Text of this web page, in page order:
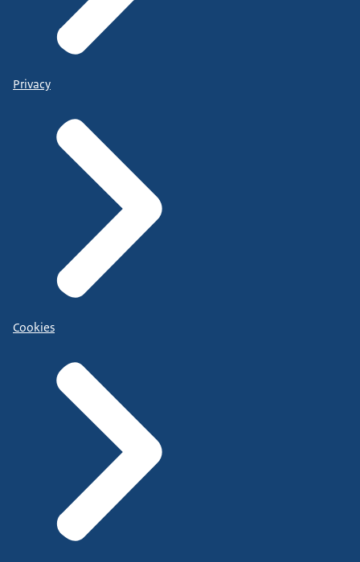
Privacy
Cookies